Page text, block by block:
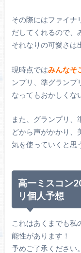
その際にはファイナ
だしてくれるので、
それなりの可愛さは
現時点ではみんなそ
ンプリ、準グランプ
なってもおかしくな
また、グランプリ、
どから声がかかり、
気を使っていくと思
高一ミスコン
リ個人予想
これはあくまでも私
能性があります！
予めご了承ください。